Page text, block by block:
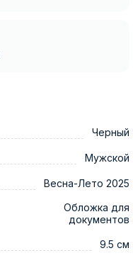
Черный
Мужской
Весна-Лето 2025
Обложка для
документов
9.5 см